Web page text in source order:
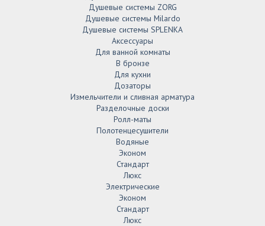
Душевые системы ZORG
Душевые системы Milardo
Душевые системы SPLENKA
Аксессуары
Для ванной комнаты
В бронзе
Для кухни
Дозаторы
Измельчители и сливная арматура
Разделочные доски
Ролл-маты
Полотенцесушители
Водяные
Эконом
Стандарт
Люкс
Электрические
Эконом
Стандарт
Люкс